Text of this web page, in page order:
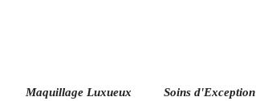
Maquillage Luxueux Soins d'Exception